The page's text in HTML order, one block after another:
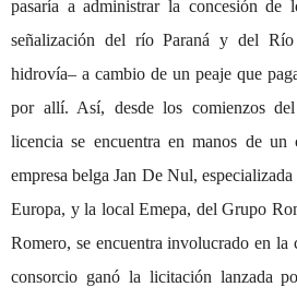
pasaría a administrar la concesión de
señalización del río Paraná y del
hidrovía– a cambio de un peaje que
por allí. Así, desde los comienzos
licencia se encuentra en manos de
empresa belga Jan De Nul,
Europa, y la local Emepa, del Grupo
Romero, se encuentra involucrado en la
consorcio ganó la licitación lanzada